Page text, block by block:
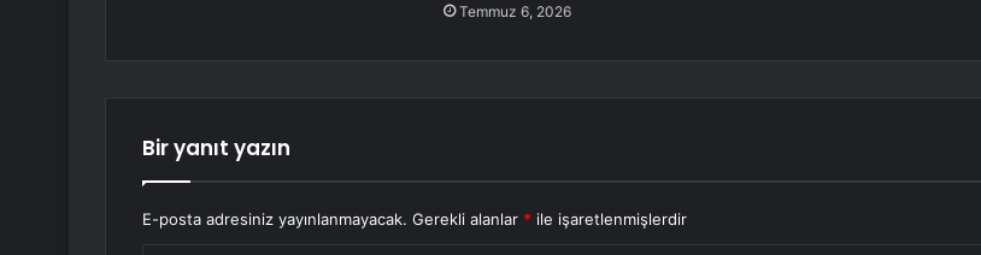
Temmuz 6, 2026
Bir yanıt yazın
E-posta adresiniz yayınlanmayacak. Gerekli alanlar * ile işaretlenmişlerdir